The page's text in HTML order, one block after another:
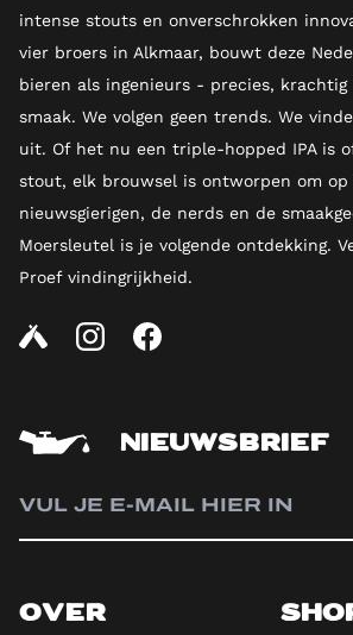
intense stouts en onverschrokken
vier broers in Alkmaar, bouwt deze
bieren als ingenieurs - precies, krachtig
smaak. We volgen geen trends. We
uit. Of het nu een triple-hopped IPA is
stout, elk brouwsel is ontworpen om op
nieuwsgierigen, de nerds en de
Moersleutel is je volgende ontdekking.
Proef vindingrijkheid.
NIEUWSBRIEF
OVER